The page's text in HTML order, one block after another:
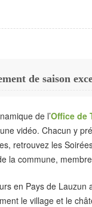
de saison
de l’Office de
vidéo. Chacun y
retrouvez les
la commune,
en Pays de Lauzun
le village et le